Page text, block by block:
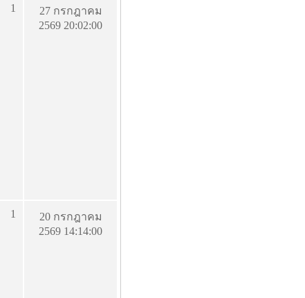
1
27 กรกฎาคม
2569 20:02:00
1
20 กรกฎาคม
2569 14:14:00